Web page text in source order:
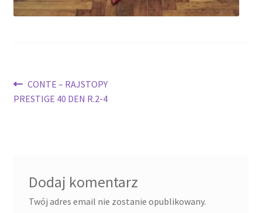
Nawigacja
wpisu
Poprzedni
wpis:
CONTE – RAJSTOPY
PRESTIGE 40 DEN R.2-4
Dodaj komentarz
Twój adres email nie zostanie opublikowany.